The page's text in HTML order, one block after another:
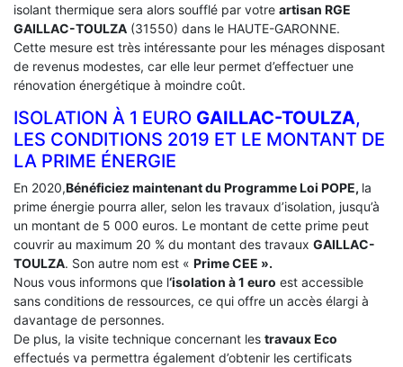
isolant thermique sera alors soufflé par votre artisan RGE
GAILLAC-TOULZA (31550) dans le HAUTE-GARONNE.
Cette mesure est très intéressante pour les ménages disposant
de revenus modestes, car elle leur permet d’effectuer une
rénovation énergétique à moindre coût.
ISOLATION À 1 EURO GAILLAC-TOULZA,
LES CONDITIONS 2019 ET LE MONTANT DE
LA PRIME ÉNERGIE
En 2020,Bénéficiez maintenant du Programme Loi POPE, la
prime énergie pourra aller, selon les travaux d’isolation, jusqu’à
un montant de 5 000 euros. Le montant de cette prime peut
couvrir au maximum 20 % du montant des travaux GAILLAC-
TOULZA. Son autre nom est « Prime CEE ».
Nous vous informons que l‘isolation à 1 euro est accessible
sans conditions de ressources, ce qui offre un accès élargi à
davantage de personnes.
De plus, la visite technique concernant les travaux Eco
effectués va permettra également d’obtenir les certificats